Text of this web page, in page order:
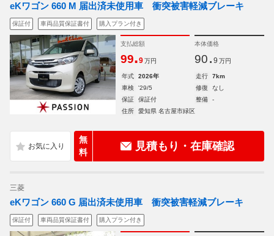
eKワゴン 660 M 届出済未使用車 衝突被害軽減ブレーキ
保証付 車両品質保証書付 購入プラン付き
支払総額
99.9 万円
本体価格
90. 9 万円
年式 2026年 走行
7km
車検
'29/5 修復
なし
保証
保証付 整備
-
住所
愛知県 名古屋市緑区
無
料
見積もり・在庫確認
三菱
eKワゴン 660 G 届出済未使用車 衝突被害軽減ブレーキ
保証付 車両品質保証書付 購入プラン付き